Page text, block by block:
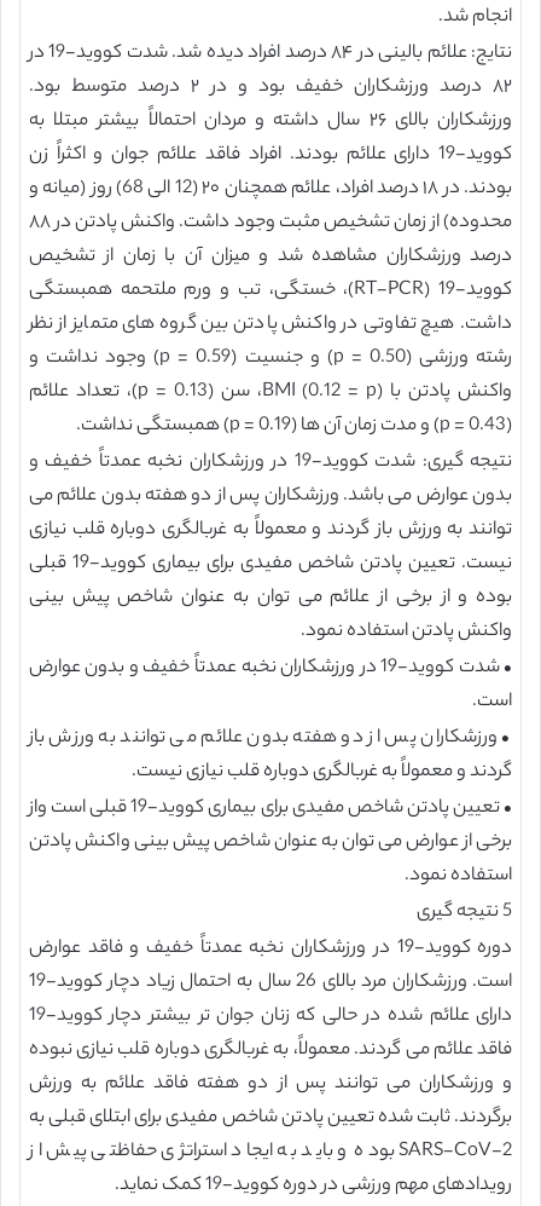
انجام شد.
نتایج: علائم بالینی در ۸۴ درصد افراد دیده شد. شدت کووید-19 در
۸۲ درصد ورزشکاران خفیف بود و در ۲ درصد متوسط بود.
ورزشکاران بالای ۲۶ سال داشته و مردان احتمالاً بیشتر مبتلا به
کووید-19 دارای علائم بودند. افراد فاقد علائم جوان و اکثراً زن
بودند. در ۱۸ درصد افراد، علائم همچنان ۲۰ (12 الی 68) روز (میانه و
محدوده) از زمان تشخیص مثبت وجود داشت. واکنش پادتن در ۸۸
درصد ورزشکاران مشاهده شد و میزان آن با زمان از تشخیص
کووید-19 (RT-PCR)، خستگی، تب و ورم ملتحمه همبستگی
داشت. هیچ تفاوتی در واکنش پادتن بین گروه های متمایز از نظر
رشته ورزشی (0.50 = p) و جنسیت (0.59 = p) وجود نداشت و
واکنش پادتن با BMI (0.12 = p)، سن (0.13 = p)، تعداد علائم
(0.43 = p) و مدت زمان آن ها (0.19 = p) همبستگی نداشت.
نتیجه گیری: شدت کووید-19 در ورزشکاران نخبه عمدتاً خفیف و
بدون عوارض می باشد. ورزشکاران پس از دو هفته بدون علائم می
توانند به ورزش باز گردند و معمولاً به غربالگری دوباره قلب نیازی
نیست. تعیین پادتن شاخص مفیدی برای بیماری کووید-19 قبلی
بوده و از برخی از علائم می توان به عنوان شاخص پیش بینی
واکنش پادتن استفاده نمود.
• شدت کووید-19 در ورزشکاران نخبه عمدتاً خفیف و بدون عوارض
است.
• ورزشکاران پس از دو هفته بدون علائم می توانند به ورزش باز
گردند و معمولاً به غربالگری دوباره قلب نیازی نیست.
• تعیین پادتن شاخص مفیدی برای بیماری کووید-19 قبلی است واز
برخی از عوارض می توان به عنوان شاخص پیش بینی واکنش پادتن
استفاده نمود.
5 نتیجه گیری
دوره کووید-19 در ورزشکاران نخبه عمدتاً خفیف و فاقد عوارض
است. ورزشکاران مرد بالای 26 سال به احتمال زیاد دچار کووید-19
دارای علائم شده در حالی که زنان جوان تر بیشتر دچار کووید-19
فاقد علائم می گردند. معمولاً، به غربالگری دوباره قلب نیازی نبوده
و ورزشکاران می توانند پس از دو هفته فاقد علائم به ورزش
برگردند. ثابت شده تعیین پادتن شاخص مفیدی برای ابتلای قبلی به
SARS-CoV-2 بوده و باید به ایجاد استراتژی حفاظتی پیش از
رویدادهای مهم ورزشی در دوره کووید-19 کمک نماید.